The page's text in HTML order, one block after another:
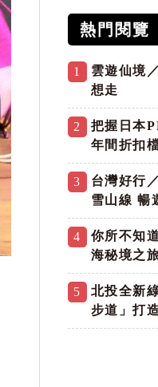
熱門閱覽
1
雲遊仙境
想走
2
把握日本
年間折扣
3
台灣好行
雪山線 暢
4
你所不知
海秘境之
5
北投全新
步道」打